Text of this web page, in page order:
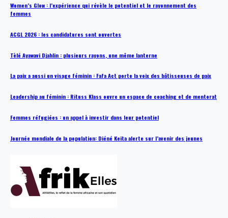
Women’s Glow : l’expérience qui révèle le potentiel et le rayonnement des
femmes
ACGL 2026 : les candidatures sont ouvertes
Tèlé Ayawavi Djahlin : plusieurs rayons, une même lanterne
La paix a aussi un visage féminin : Fafa Act porte la voix des bâtisseuses de paix
Leadership au féminin : Rituss Klass ouvre un espace de coaching et de mentorat
Femmes réfugiées : un appel à investir dans leur potentiel
Journée mondiale de la population: Diéné Keita alerte sur l’avenir des jeunes